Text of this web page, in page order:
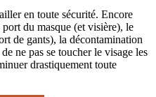
en toute sécurité. Encore
du masque (et visière), le
de gants), la décontamination
ne pas se toucher le visage les
drastiquement toute